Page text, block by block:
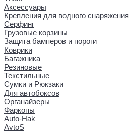
Аксессуары
Крепления для водного снаряжения
Серфинг
Грузовые корзины
Защита бамперов и пороги
Коврики
Багажника
Резиновые
Текстильные
Сумки и Рюкзаки
Для автобоксов
Органайзеры
Фаркопы
Auto-Hak
AvtoS